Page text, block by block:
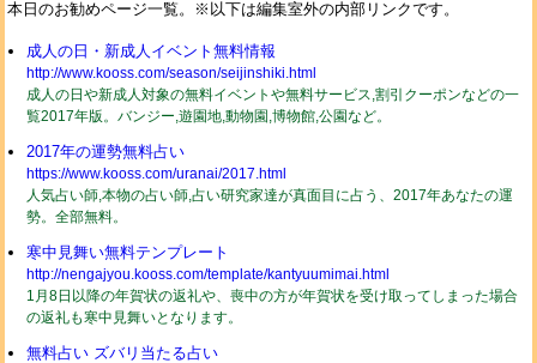
本日のお勧めページ一覧。※以下は編集室外の内部リンクです。
成人の日・新成人イベント無料情報
http://www.kooss.com/season/seijinshiki.html
成人の日や新成人対象の無料イベントや無料サービス,割引クーポンなどの一
覧2017年版。バンジー,遊園地,動物園,博物館,公園など。
2017年の運勢無料占い
https://www.kooss.com/uranai/2017.html
人気占い師,本物の占い師,占い研究家達が真面目に占う、2017年あなたの運
勢。全部無料。
寒中見舞い無料テンプレート
http://nengajyou.kooss.com/template/kantyuumimai.html
1月8日以降の年賀状の返礼や、喪中の方が年賀状を受け取ってしまった場合
の返礼も寒中見舞いとなります。
無料占い ズバリ当たる占い